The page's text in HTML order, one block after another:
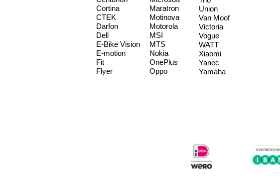
Cortina
CTEK
Darfon
Dell
E-Bike Vision
E-motion
Fit
Flyer
Maratron
Motinova
Motorola
MSI
MTS
Nokia
OnePlus
Oppo
Union
Van Moof
Victoria
Vogue
WATT
Xiaomi
Yanec
Yamaha